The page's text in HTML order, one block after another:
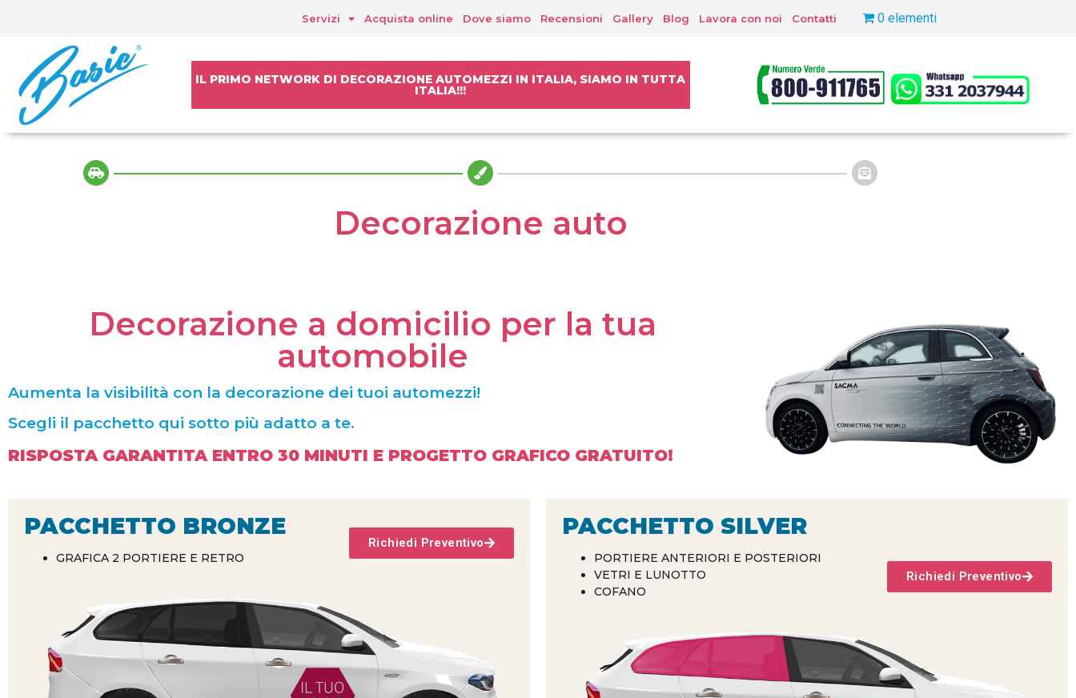
Servizi Acquista online Dove siamo Recensioni Gallery Blog Lavora con noi Contatti 0 elementi
IL PRIMO NETWORK DI DECORAZIONE AUTOMEZZI IN ITALIA, SIAMO IN TUTTA
ITALIA!!!
Decorazione auto
Decorazione a domicilio per la tua
automobile
Aumenta la visibilità con la decorazione dei tuoi automezzi!
Scegli il pacchetto qui sotto più adatto a te.
RISPOSTA GARANTITA ENTRO 30 MINUTI E PROGETTO GRAFICO GRATUITO!
PACCHETTO BRONZE
GRAFICA 2 PORTIERE E RETRO
Richiedi Preventivo
PACCHETTO SILVER
PORTIERE ANTERIORI E POSTERIORI
VETRI E LUNOTTO
COFANO
Richiedi Preventivo